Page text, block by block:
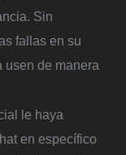
Sin
fallas en su
usen de manera
le haya
en específico